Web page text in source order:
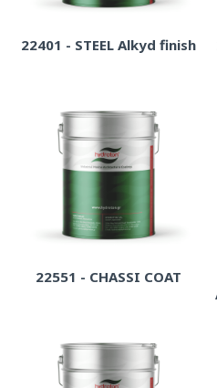
22401 - STEEL Alkyd finish
22551 - CHASSI COAT